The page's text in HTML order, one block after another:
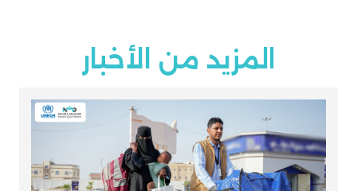
المزيد من الأخبار